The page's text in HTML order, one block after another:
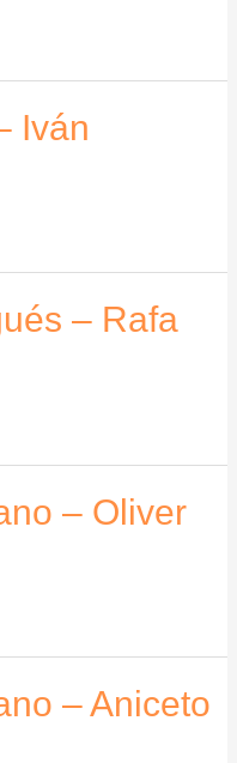
Iván
– Rafa
– Oliver
– Aniceto